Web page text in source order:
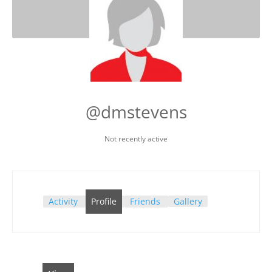
@dmstevens
Not recently active
Activity Profile Friends Gallery